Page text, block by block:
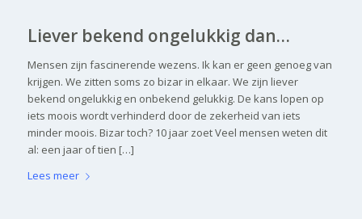
Liever bekend ongelukkig dan…
Mensen zijn fascinerende wezens. Ik kan er geen genoeg van
krijgen. We zitten soms zo bizar in elkaar. We zijn liever
bekend ongelukkig en onbekend gelukkig. De kans lopen op
iets moois wordt verhinderd door de zekerheid van iets
minder moois. Bizar toch? 10 jaar zoet Veel mensen weten dit
al: een jaar of tien […]
Lees meer